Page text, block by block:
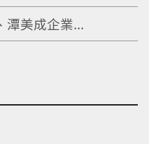
潭美成企業...